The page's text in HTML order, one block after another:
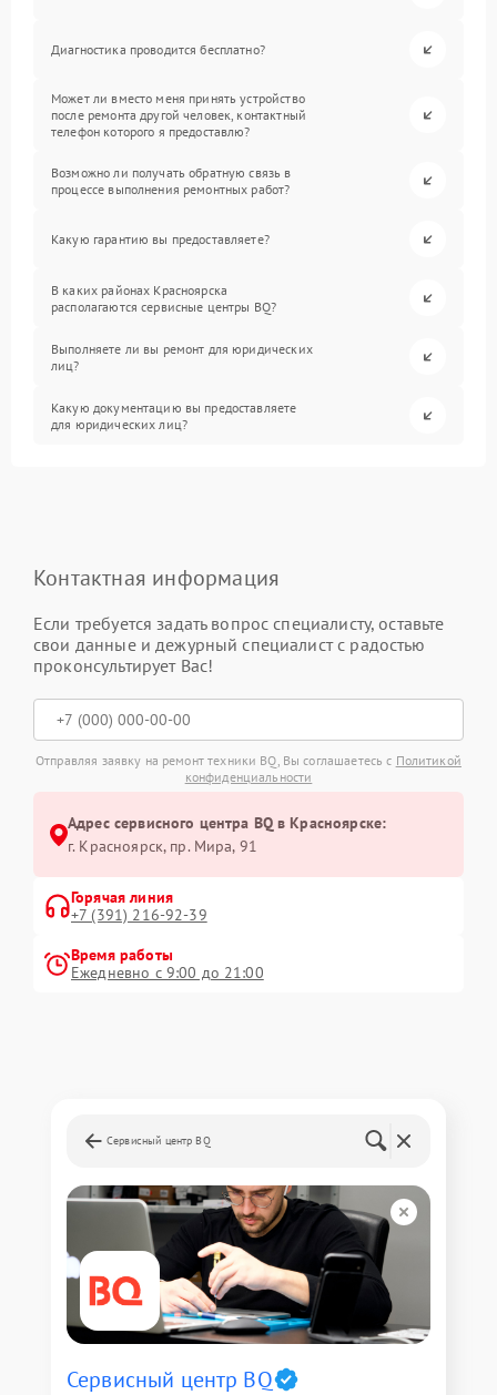
Диагностика проводится бесплатно?
Может ли вместо меня принять устройство
после ремонта другой человек, контактный
телефон которого я предоставлю?
Возможно ли получать обратную связь в
процессе выполнения ремонтных работ?
Какую гарантию вы предоставляете?
В каких районах Красноярска
располагаются сервисные центры BQ?
Выполняете ли вы ремонт для юридических
лиц?
Какую документацию вы предоставляете
для юридических лиц?
Контактная информация
Если требуется задать вопрос специалисту, оставьте
свои данные и дежурный специалист с радостью
проконсультирует Вас!
Отправляя заявку на ремонт техники BQ, Вы соглашаетесь с Политикой
конфиденциальности
Адрес сервисного центра BQ в Красноярске:
г. Красноярск, ​пр. Мира, 91
Горячая линия
+7 (391) 216-92-39
Время работы
Ежедневно с 9:00 до 21:00
Сервисный центр BQ
Сервисный центр BQ